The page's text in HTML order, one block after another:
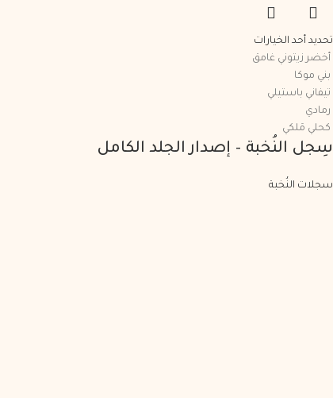
تحديد أحد الخيارات
أخضر زيتوني غامق
بني موكا
تيفاني باستيلي
رمادي
كحلي مَلكي
سِجل النُخبة – إصدار الجلد الكامل
سجلات النُخبة